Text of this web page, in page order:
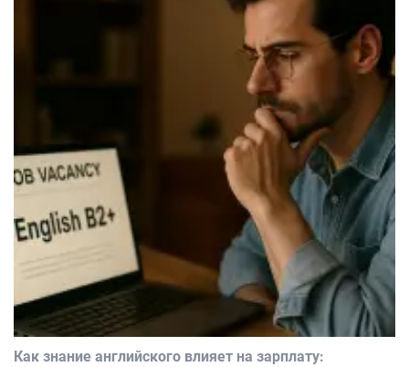
Как знание английского влияет на зарплату: